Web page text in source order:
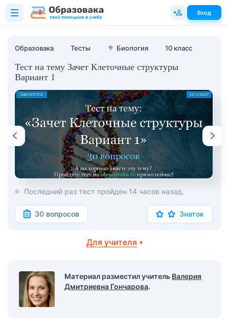
Образовака Тесты 🌳 Биология 10 класс
Тест на тему Зачет Клеточные структуры
Вариант 1
Последний раз тест пройден 14 часов назад.
30 вопросов Знаток
Для учителя
Материал разместил учитель Валерия
Дмитриевна Гончарова.
Вход